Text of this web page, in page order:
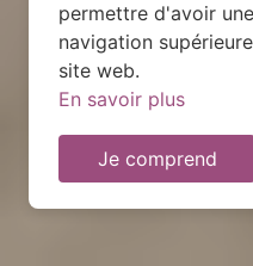
permettre d'avoir
navigation
site web.
En savoir plus
Je comprend